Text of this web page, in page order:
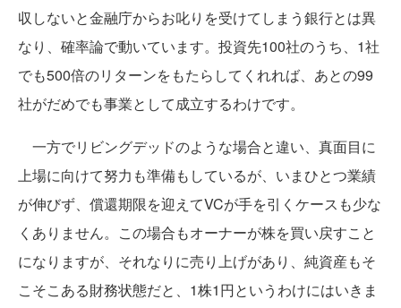
収しないと金融庁からお叱りを受けてしまう銀行とは異
なり、確率論で動いています。投資先100社のうち、1社
でも500倍のリターンをもたらしてくれれば、あとの99
社がだめでも事業として成立するわけです。
一方でリビングデッドのような場合と違い、真面目に
上場に向けて努力も準備もしているが、いまひとつ業績
が伸びず、償還期限を迎えてVCが手を引くケースも少な
くありません。この場合もオーナーが株を買い戻すこと
になりますが、それなりに売り上げがあり、純資産もそ
こそこある財務状態だと、1株1円というわけにはいきま